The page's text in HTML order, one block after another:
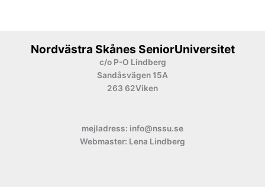
Nordvästra Skånes SeniorUniversitet
c/o P-O Lindberg
Sandåsvägen 15A
263 62Viken
mejladress: info@nssu.se
Webmaster: Lena Lindberg